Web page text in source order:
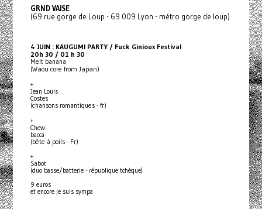
GRND VAISE
(69 rue gorge de Loup - 69 009 Lyon - métro gorge de loup)
4 JUIN : KAUGUMI PARTY / Fuck Ginioux Festival
20h 30 / 01 h 30
Melt banana
(Waou core from Japan)
+
Jean Louis
Costes
(chansons romantiques - fr)
+
Chew
bacca
(bête à poils - Fr)
+
Sabot
(duo basse/batterie - république tchèque)
9 euros
et encore je suis sympa